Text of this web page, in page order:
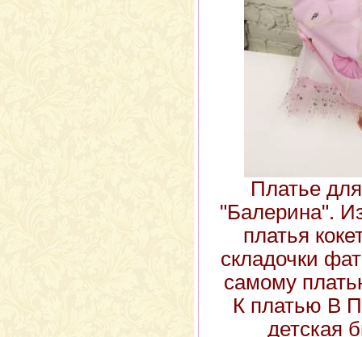
Платье
"Балерина".
платья
складочки
самому
К платью В
детская